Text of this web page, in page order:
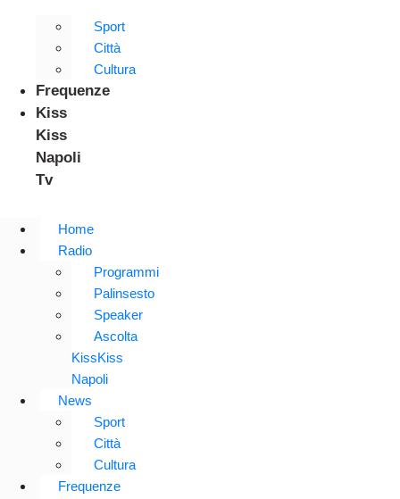
Sport
Città
Cultura
Frequenze
Kiss
Kiss
Napoli
Tv
Home
Radio
Programmi
Palinsesto
Speaker
Ascolta
KissKiss
Napoli
News
Sport
Città
Cultura
Frequenze